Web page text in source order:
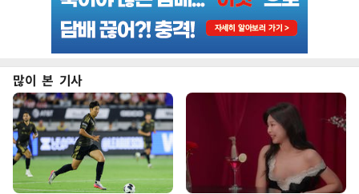
많이 본 기사